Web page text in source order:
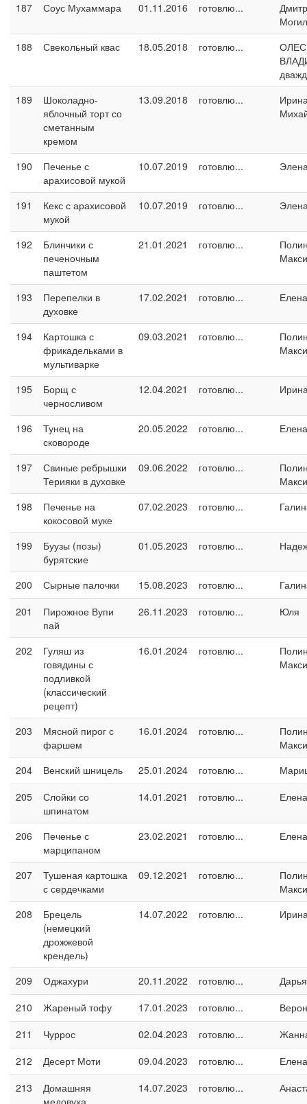
187 Соус Мухаммара 01.11.2016 готовлю...
188
Свекольный квас 18.05.2018 готовлю...
189
Шоколадно-
яблочный торт со
сметанным
кремом
13.09.2018 готовлю...
190
Печенье с
арахисовой мукой
10.07.2019 готовлю...
191
Кекс с арахисовой
мукой
10.07.2019 готовлю...
192
Блинчики с
печеночным
паштетом
21.01.2021 готовлю...
193
Перепелки в
духовке
17.02.2021 готовлю...
194
Картошка с
фрикадельками в
мультиварке
09.03.2021 готовлю...
195
Борщ с
черносливом
12.04.2021 готовлю...
196
Тунец на
сковороде
20.05.2022 готовлю...
197
Свиные ребрышки
Терияки в духовке
09.06.2022 готовлю...
198
Печенье на
кокосовой муке
07.02.2023 готовлю...
199
Буузы (позы)
бурятские
01.05.2023 готовлю...
200 Сырные палочки 15.08.2023 готовлю...
201
Пирожное Вупи
пай
26.11.2023 готовлю... Юля
202
Гуляш из
говядины с
подливкой
(классический
рецепт)
16.01.2024 готовлю...
203
Мясной пирог с
фаршем
16.01.2024 готовлю...
204
Венский шницель 25.01.2024 готовлю...
205
Слойки со
шпинатом
14.01.2021 готовлю...
206
Печенье с
марципаном
23.02.2021 готовлю...
207
Тушеная картошка
с сердечками
09.12.2021 готовлю...
208
Брецель
(немецкий
дрожжевой
крендель)
14.07.2022 готовлю...
209 Оджахури 20.11.2022 готовлю...
Дарья
210
Жареный тофу 17.01.2023 готовлю...
211
Чуррос 02.04.2023 готовлю...
212
Десерт Моти 09.04.2023 готовлю...
213
Домашняя
14.07.2023 готовлю...